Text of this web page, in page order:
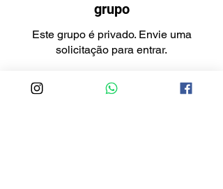
grupo
Este grupo é privado. Envie uma
solicitação para entrar.
Entrar